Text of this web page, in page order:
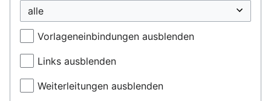
Vorlageneinbindungen ausblenden
Links ausblenden
Weiterleitungen ausblenden